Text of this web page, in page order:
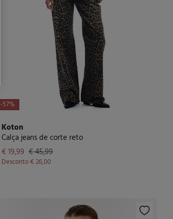
-57%
Koton
Calça jeans de corte reto
€ 19,99 € 45,99
Desconto€ 26,00